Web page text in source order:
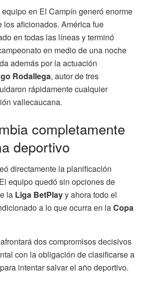
en El Campín generó enorme
los aficionados. América fue
en todas las líneas y terminó
en medio de una noche
además por la actuación
Rodallega, autor de tres
rápidamente cualquier
vallecaucana.
completamente
deportivo
directamente la planificación
equipo quedó sin opciones de
la Liga BetPlayy ahora todo el
a lo que ocurra en laCopa
dos compromisos decisivos
con la obligación de clasificarse a
intentar salvar el año deportivo.